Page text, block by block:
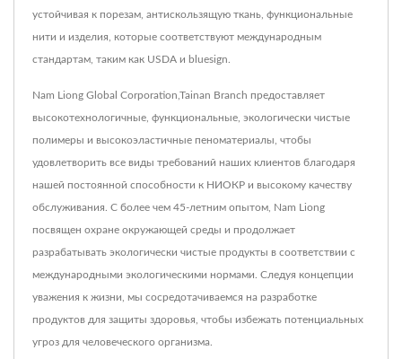
устойчивая к порезам, антискользящую ткань, функциональные
нити и изделия, которые соответствуют международным
стандартам, таким как USDA и bluesign.
Nam Liong Global Corporation,Tainan Branch предоставляет
высокотехнологичные, функциональные, экологически чистые
полимеры и высокоэластичные пеноматериалы, чтобы
удовлетворить все виды требований наших клиентов благодаря
нашей постоянной способности к НИОКР и высокому качеству
обслуживания. С более чем 45-летним опытом, Nam Liong
посвящен охране окружающей среды и продолжает
разрабатывать экологически чистые продукты в соответствии с
международными экологическими нормами. Следуя концепции
уважения к жизни, мы сосредотачиваемся на разработке
продуктов для защиты здоровья, чтобы избежать потенциальных
угроз для человеческого организма.